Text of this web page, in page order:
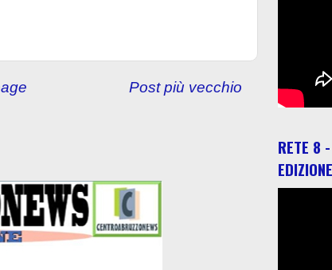
Post più vecchio
RETE 8